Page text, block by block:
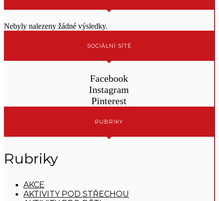
Nebyly nalezeny žádné výsledky.
SOCIÁLNÍ SÍTĚ
Facebook
Instagram
Pinterest
RUBRIKY
Rubriky
AKCE
AKTIVITY POD STŘECHOU